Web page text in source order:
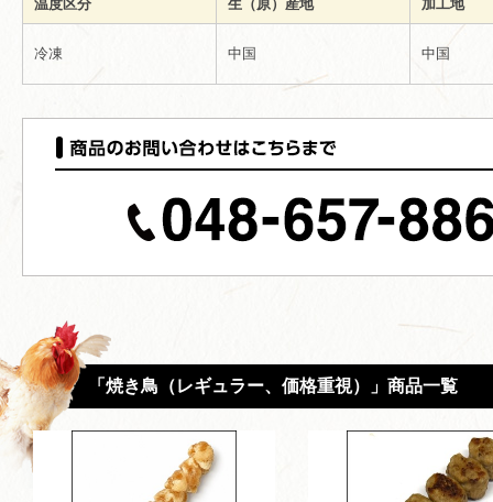
温度区分 生（原）産地 加工地
冷凍 中国 中国
「焼き鳥（レギュラー、価格重視）」商品一覧